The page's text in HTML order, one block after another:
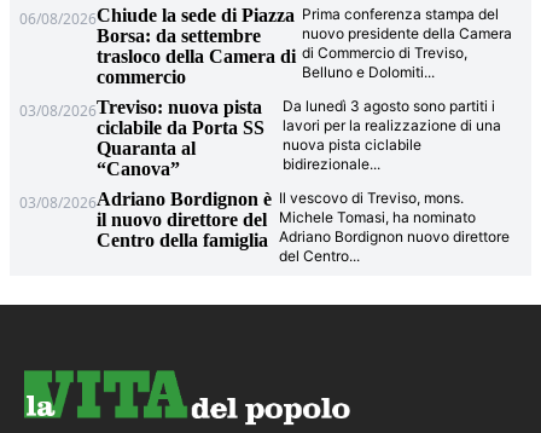
06/08/2026Chiude la sede di Piazza
Borsa: da settembre
trasloco della Camera di
commercio
Prima conferenza stampa del
nuovo presidente della Camera
di Commercio di Treviso,
Belluno e Dolomiti...
03/08/2026Treviso: nuova pista
ciclabile da Porta SS
Quaranta al
“Canova”
Da lunedì 3 agosto sono partiti i
lavori per la realizzazione di una
nuova pista ciclabile
bidirezionale...
03/08/2026Adriano Bordignon è
il nuovo direttore del
Centro della famiglia
Il vescovo di Treviso, mons.
Michele Tomasi, ha nominato
Adriano Bordignon nuovo direttore
del Centro...